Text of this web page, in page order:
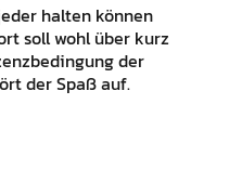
halten können
soll wohl über kurz
der
der Spaß auf.